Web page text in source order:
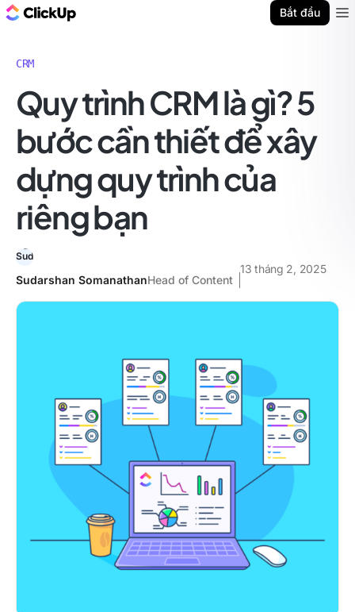
Bắt đầu
CRM
Quy trình CRM là gì? 5
bước cần thiết để xây
dựng quy trình của
riêng bạn
Sudarshan SomanathanHead of Content
13 tháng 2, 2025